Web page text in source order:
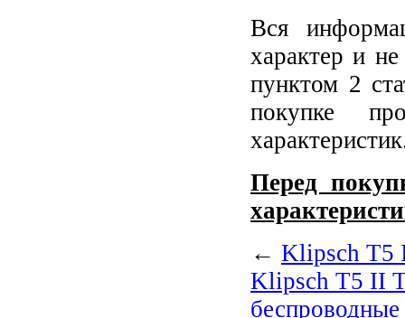
Вся
характер и
пунктом 2
покупке
Перед
← Klipsch T5
Klipsch T5 II